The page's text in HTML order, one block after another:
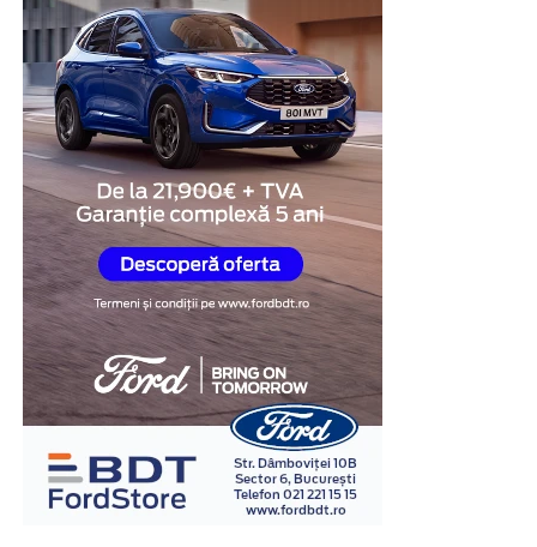
Această structură transformă vestiarul într-o soluție
practică pentru spațiile în care eficiența și utilizarea
optimă a mobilierului sunt prioritare.
Mai mult spațiu disponibil
În multe clădiri administrative sau industriale,
încăperile destinate echipării personalului nu
beneficiază de suprafețe generoase. În aceste situații,
fiecare metru pătrat trebuie utilizat cât mai eficient.
Vestiarele metalice cu uși scurte permit creșterea
numărului de utilizatori fără a ocupa spațiu suplimentar
pe podea. Același corp de mobilier poate înlocui două
sau chiar mai multe vestiare clasice, ceea ce lasă mai
mult loc pentru circulație și facilitează organizarea
întregii încăperi.